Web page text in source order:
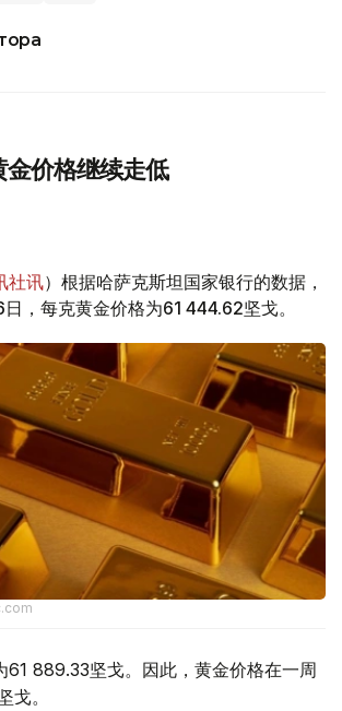
价格继续走低
社讯）根据哈萨克斯坦国家银行的数据，
，每克黄金价格为61 444.62坚戈。
61 889.33坚戈。因此，黄金价格在一周
戈。